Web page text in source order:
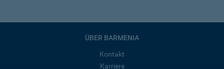
ÜBER BARMENIA
Kontakt
Karriere